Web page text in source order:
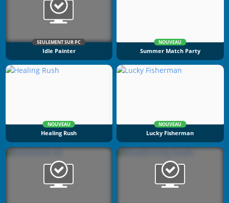
SEULEMENT SUR PC
Idle Painter
NOUVEAU
Summer Match Party
NOUVEAU
Healing Rush
NOUVEAU
Lucky Fisherman